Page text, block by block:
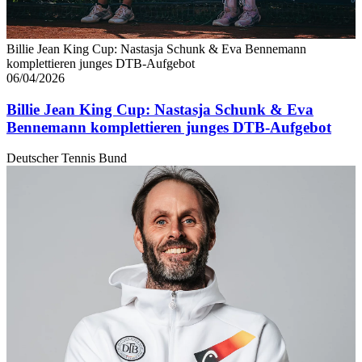
Billie Jean King Cup: Nastasja Schunk & Eva Bennemann
komplettieren junges DTB-Aufgebot
06/04/2026
Billie Jean King Cup: Nastasja Schunk & Eva
Bennemann komplettieren junges DTB-Aufgebot
Deutscher Tennis Bund